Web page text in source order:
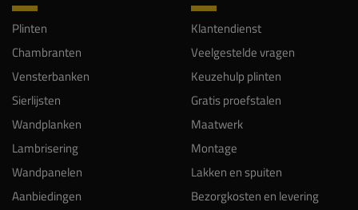
Plinten
Chambranten
Vensterbanken
Sierlijsten
Wandplanken
Lambrisering
Wandpanelen
Aanbiedingen
Klantendienst
Veelgestelde vragen
Keuzehulp plinten
Gratis proefstalen
Maatwerk
Montage
Lakken en spuiten
Bezorgkosten en levering